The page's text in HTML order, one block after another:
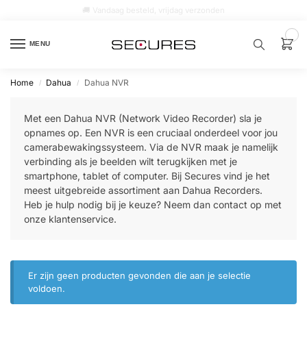
MENU
Alarm
met
Home / Dahua / Dahua NVR
Met een Dahua NVR (Network Video Recorder) sla je
opnames op. Een NVR is een cruciaal onderdeel voor jou
camerabewakingssysteem. Via de NVR maak je namelijk
verbinding als je beelden wilt terugkijken met je
smartphone, tablet of computer. Bij Secures vind je het
meest uitgebreide assortiment aan Dahua Recorders.
Heb je hulp nodig bij je keuze? Neem dan contact op met
onze klantenservice.
Er zijn geen producten gevonden die aan je selectie
voldoen.